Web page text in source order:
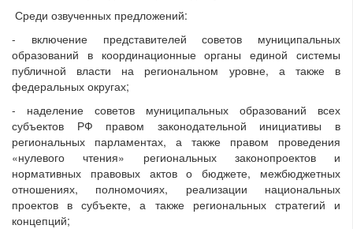
Среди озвученных предложений:
- включение представителей советов муниципальных
образований в координационные органы единой системы
публичной власти на региональном уровне, а также в
федеральных округах;
- наделение советов муниципальных образований всех
субъектов РФ правом законодательной инициативы в
региональных парламентах, а также правом проведения
«нулевого чтения» региональных законопроектов и
нормативных правовых актов о бюджете, межбюджетных
отношениях, полномочиях, реализации национальных
проектов в субъекте, а также региональных стратегий и
концепций;